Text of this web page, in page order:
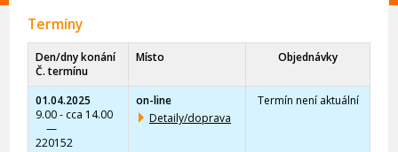
Termíny
Den/dny konání
Č. termínu
Místo Objednávky
01.04.2025
9.00 - cca 14.00
—
220152
on-line
Detaily/doprava
Termín není aktuální